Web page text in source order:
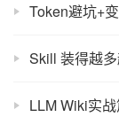
Token避坑+变
Skill 装得越多
LLM Wiki实